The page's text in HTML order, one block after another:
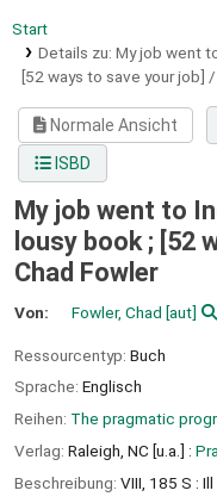
Start
Details zu: My job went
[52 ways to save your job] /
Normale Ansicht
ISBD
My job went to
lousy book ; [52
Chad Fowler
Von: Fowler, Chad [aut]
Ressourcentyp: Buch
Sprache: Englisch
Reihen: The pragmatic
Verlag: Raleigh, NC [u.a.] :
Beschreibung: VIII, 185 S : Ill